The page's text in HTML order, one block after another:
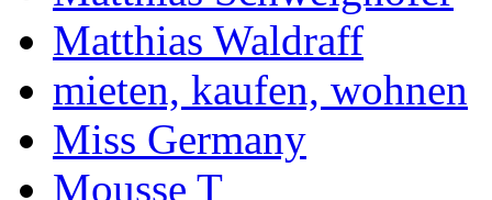
Matthias Waldraff
mieten, kaufen, wohnen
Miss Germany
Mousse T